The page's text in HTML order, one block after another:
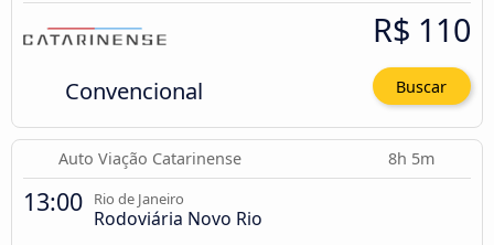
Convencional
R$ 110
Buscar
Auto Viação Catarinense 8h 5m
13:00 Rio de Janeiro
Rodoviária Novo Rio